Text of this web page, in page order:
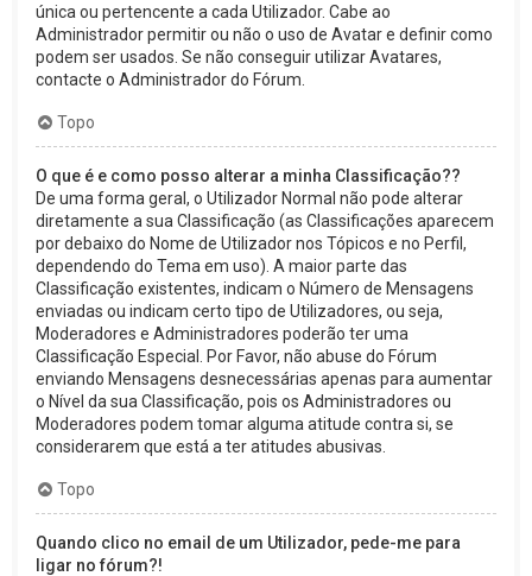
única ou pertencente a cada Utilizador. Cabe ao
Administrador permitir ou não o uso de Avatar e definir como
podem ser usados. Se não conseguir utilizar Avatares,
contacte o Administrador do Fórum.
Topo
O que é e como posso alterar a minha Classificação??
De uma forma geral, o Utilizador Normal não pode alterar
diretamente a sua Classificação (as Classificações aparecem
por debaixo do Nome de Utilizador nos Tópicos e no Perfil,
dependendo do Tema em uso). A maior parte das
Classificação existentes, indicam o Número de Mensagens
enviadas ou indicam certo tipo de Utilizadores, ou seja,
Moderadores e Administradores poderão ter uma
Classificação Especial. Por Favor, não abuse do Fórum
enviando Mensagens desnecessárias apenas para aumentar
o Nível da sua Classificação, pois os Administradores ou
Moderadores podem tomar alguma atitude contra si, se
considerarem que está a ter atitudes abusivas.
Topo
Quando clico no email de um Utilizador, pede-me para
ligar no fórum?!